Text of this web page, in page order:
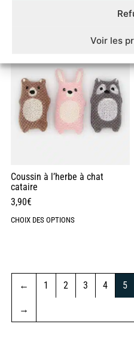
Voir les
Coussin à l’herbe à chat
cataire
3,90€
CHOIX DES OPTIONS
← 1 2 3 4 5
→